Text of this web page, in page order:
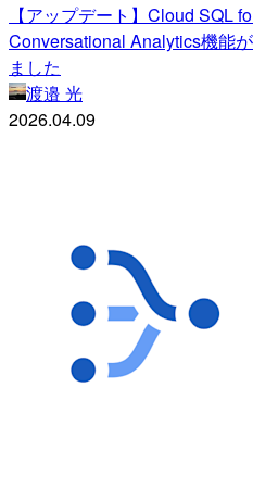
【アップデート】Cloud SQL
Conversational Analytics機能
ました
渡邉 光
2026.04.09